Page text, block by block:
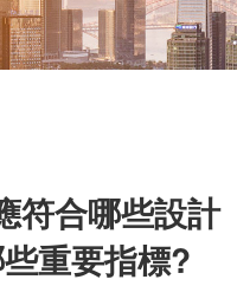
符合哪些設計
重要指標?